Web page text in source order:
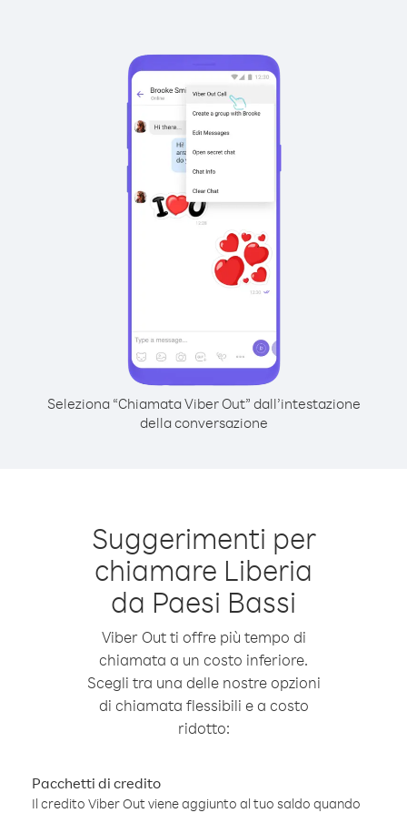
Seleziona “Chiamata Viber Out” dall’intestazione
della conversazione
Suggerimenti per
chiamare Liberia
da Paesi Bassi
Viber Out ti offre più tempo di
chiamata a un costo inferiore.
Scegli tra una delle nostre opzioni
di chiamata flessibili e a costo
ridotto:
Pacchetti di credito
Il credito Viber Out viene aggiunto al tuo saldo quando